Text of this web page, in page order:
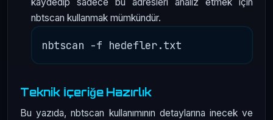
kaydedip sadece bu adresleri analiz etmek için
nbtscan kullanmak mümkündür.
Teknik İçeriğe Hazırlık
Bu yazıda, nbtscan kullanımının detaylarına inecek ve